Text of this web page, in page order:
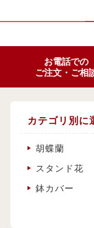
お電話での
ご注文・ご相
カテゴリ別に
胡蝶蘭
スタンド花
鉢カバー